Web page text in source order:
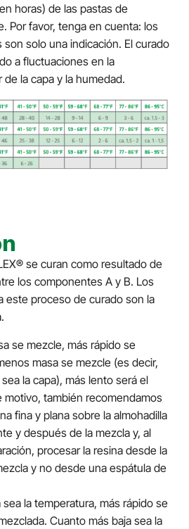
horas) de las pastas de
Por favor, tenga en cuenta: los
solo una indicación. El curado
a fluctuaciones en la
la capa y la humedad.
se curan como resultado de
los componentes A y B. Los
este proceso de curado son la
se mezcle, más rápido se
masa se mezcle (es decir,
la capa), más lento será el
motivo, también recomendamos
fina y plana sobre la almohadilla
y después de la mezcla y, al
procesar la resina desde la
y no desde una espátula de
la temperatura, más rápido se
Cuanto más baja sea la